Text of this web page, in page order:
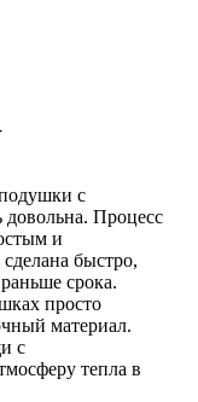
с
довольна. Процесс
и
быстро,
срока.
просто
материал.
с
тепла в